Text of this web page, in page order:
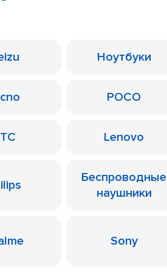
Ноутбуки
POCO
Lenovo
Беспроводные
наушники
Sony